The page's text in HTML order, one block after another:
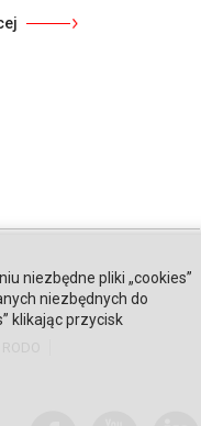
niezbędne pliki „cookies”
niezbędnych do
klikając przycisk